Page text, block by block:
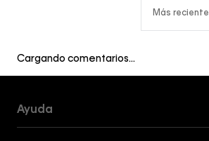
Más reciente
Cargando comentarios…
Ayuda